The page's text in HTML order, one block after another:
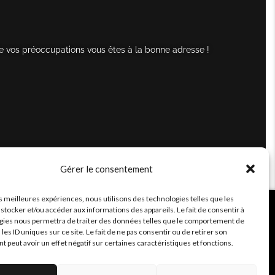
Gérer le consentement
meilleures expériences, nous utilisons des technologies telles que les
et/ou accéder aux informations des appareils. Le fait de consentir à
nous permettra de traiter des données telles que le comportement de
ID uniques sur ce site. Le fait de ne pas consentir ou de retirer son
peut avoir un effet négatif sur certaines caractéristiques et fonctions.
préoccupations vous êtes à la bonne adresse !